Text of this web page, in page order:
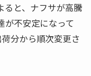
ると、ナフサが高騰
が不安定になって
分から順次変更さ